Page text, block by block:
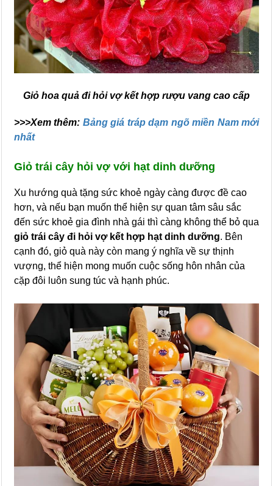
Giỏ hoa quả đi hỏi vợ kết hợp rượu vang cao cấp
>>>Xem thêm: Bảng giá tráp dạm ngõ miền Nam mới
nhất
Giỏ trái cây hỏi vợ với hạt dinh dưỡng
Xu hướng quà tặng sức khoẻ ngày càng được đề cao
hơn, và nếu bạn muốn thể hiện sự quan tâm sâu sắc
đến sức khoẻ gia đình nhà gái thì càng không thể bỏ qua
giỏ trái cây đi hỏi vợ kết hợp hạt dinh dưỡng. Bên
cạnh đó, giỏ quà này còn mang ý nghĩa về sự thịnh
vượng, thể hiện mong muốn cuộc sống hôn nhân của
cặp đôi luôn sung túc và hạnh phúc.